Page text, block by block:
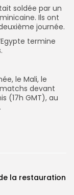
soldée par un
Ils ont
journée.
termine
le Mali, le
devant
(17h GMT), au
la restauration